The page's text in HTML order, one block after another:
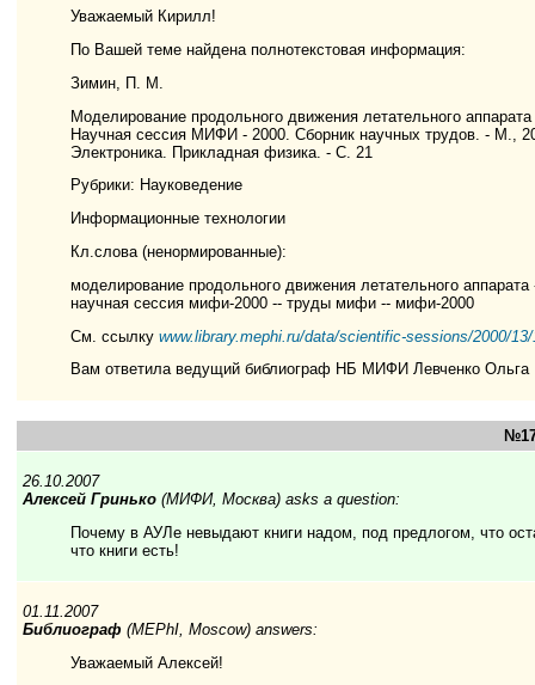
Уважаемый Кирилл!
По Вашей теме найдена полнотекстовая информация:
Зимин, П. М.
Моделирование продольного движения летательного
Научная сессия МИФИ - 2000. Сборник научных трудов. - М.,
Электроника. Прикладная физика. - С. 21
Рубрики: Науковедение
Информационные технологии
Кл.слова (ненормированные):
моделирование продольного движения летательного
научная сессия мифи-2000 -- труды мифи -- мифи-2000
См. ссылку www.library.mephi.ru/data/scientific-sessions/2000/
Вам ответила ведущий библиограф НБ МИФИ Левченко Ольга
26.10.2007
Алексей Гринько (МИФИ, Москва) asks a question:
Почему в АУЛе невыдают книги надом, под предлогом, что
что книги есть!
01.11.2007
Библиограф (MEPhI, Moscow) answers:
Уважаемый Алексей!